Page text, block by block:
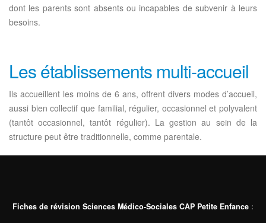
dont les parents sont absents ou incapables de subvenir à leurs
besoins.
Les établissements multi-accueil
Ils accueillent les moins de 6 ans, offrent divers modes d’accueil,
aussi bien collectif que familial, régulier, occasionnel et polyvalent
(tantôt occasionnel, tantôt régulier). La gestion au sein de la
structure peut être traditionnelle, comme parentale.
Fiches de révision Sciences Médico-Sociales CAP Petite Enfance :